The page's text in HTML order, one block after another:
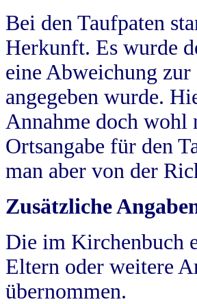
Bei den Taufpaten
Herkunft. Es wurde
eine Abweichung
angegeben wurde.
Annahme doch
Ortsangabe für den
man aber von der
Zusätzliche
Die im Kirchenbuch
Eltern oder weitere
übernommen.